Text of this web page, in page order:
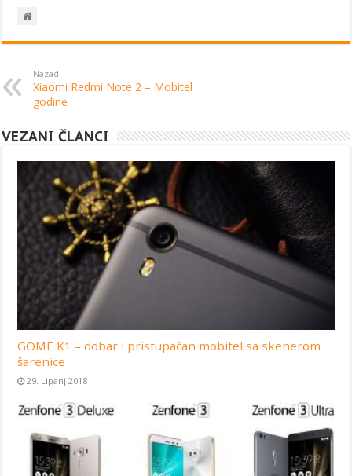
Nazad
Xiaomi Redmi Note 2 – Mobitel
godine
VEZANI ČLANCI
GOME K1 – dobar i pristupačan mobitel sa skenerom
šarenice
29. Lipanj 2018